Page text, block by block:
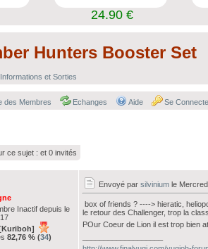
24.90 €
Hunters Booster Set
Informations et Sorties
des Membres Echanges Aide Se
ce sujet : et 0 invités
Inactif depuis le
82,76 % (34)
Envoyé par silvinium le
box of friends ? ----> hieratic,
le retour des Challenger, trop la
POur Coeur de Lion il est trop bien